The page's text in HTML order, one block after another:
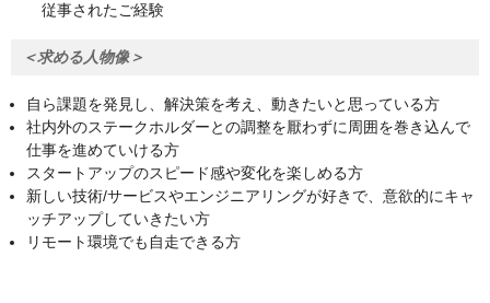
従事されたご経験
＜求める人物像＞
⾃ら課題を発⾒し、解決策を考え、動きたいと思っている⽅
社内外のステークホルダーとの調整を厭わずに周囲を巻き込んで
仕事を進めていける方
スタートアップのスピード感や変化を楽しめる⽅
新しい技術/サービスやエンジニアリングが好きで、意欲的にキャ
ッチアップしていきたい⽅
リモート環境でも自走できる方